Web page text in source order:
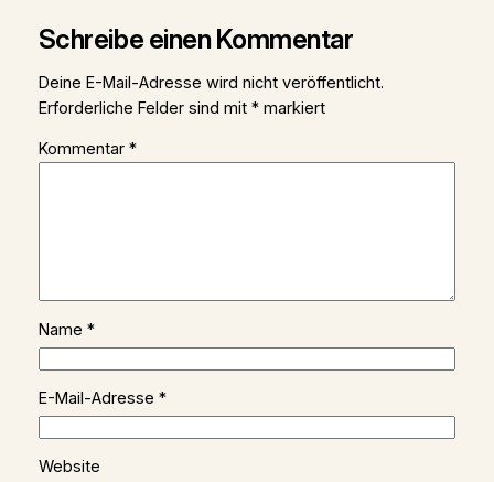
Schreibe einen Kommentar
Deine E-Mail-Adresse wird nicht veröffentlicht.
Erforderliche Felder sind mit *markiert
Kommentar *
Name *
E-Mail-Adresse *
Website